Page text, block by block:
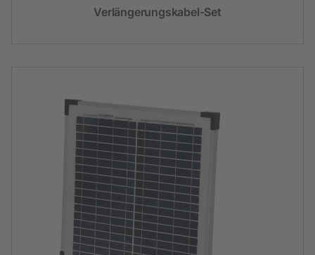
Verlängerungskabel-Set